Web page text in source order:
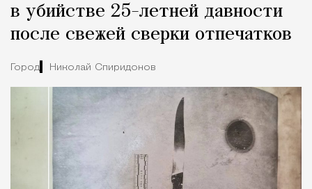
в убийстве 25-летней давности
после свежей сверки отпечатков
Город Николай Спиридонов